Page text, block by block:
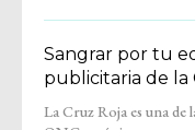
Sangrar por tu
publicitaria de la
La Cruz Roja es una de
personas en el mundo,